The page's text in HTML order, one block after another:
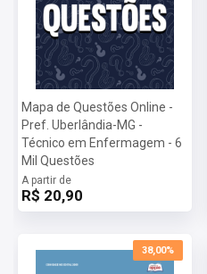
Mapa de Questões Online -
Pref. Uberlândia-MG -
Técnico em Enfermagem - 6
Mil Questões
A partir de
R$ 20,90
38,00%